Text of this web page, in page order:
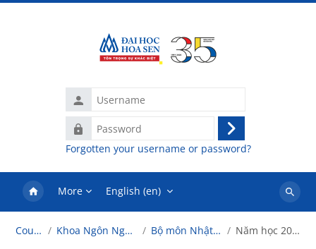
Username
Password
Log
in
Forgotten your username or password?
More English ‎(en)‎
Search
Courses Khoa Ngôn Ngữ - Tâm Lý Bộ môn Nhật Bản học Năm học 2025-2026